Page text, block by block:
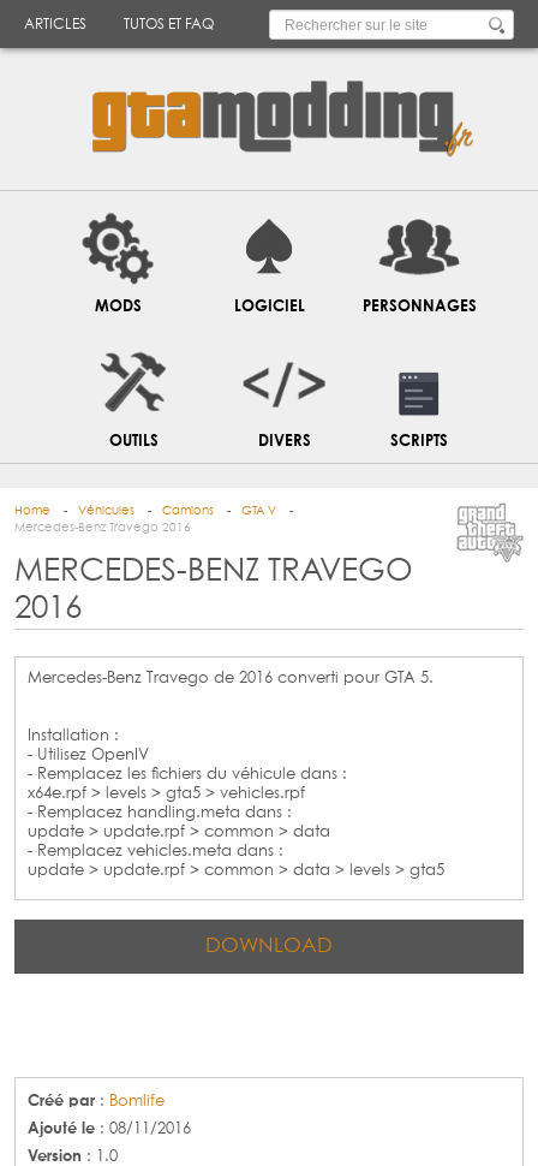
ARTICLES TUTOS ET FAQ
MODS LOGICIEL PERSONNAGES
OUTILS DIVERS SCRIPTS
Home Véhicules Camions
GTA V
Mercedes-Benz Travego 2016
MERCEDES-BENZ TRAVEGO
2016
Mercedes-Benz Travego de 2016 converti pour GTA 5.
Installation :
- Utilisez OpenIV
- Remplacez les fichiers du véhicule dans :
x64e.rpf > levels > gta5 > vehicles.rpf
- Remplacez handling.meta dans :
update > update.rpf > common > data
- Remplacez vehicles.meta dans :
update > update.rpf > common > data > levels > gta5
DOWNLOAD
Créé par : Bomlife
Ajouté le : 08/11/2016
Version : 1.0